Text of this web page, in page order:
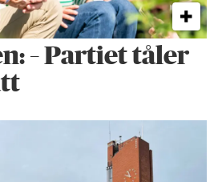
– Partiet tåler